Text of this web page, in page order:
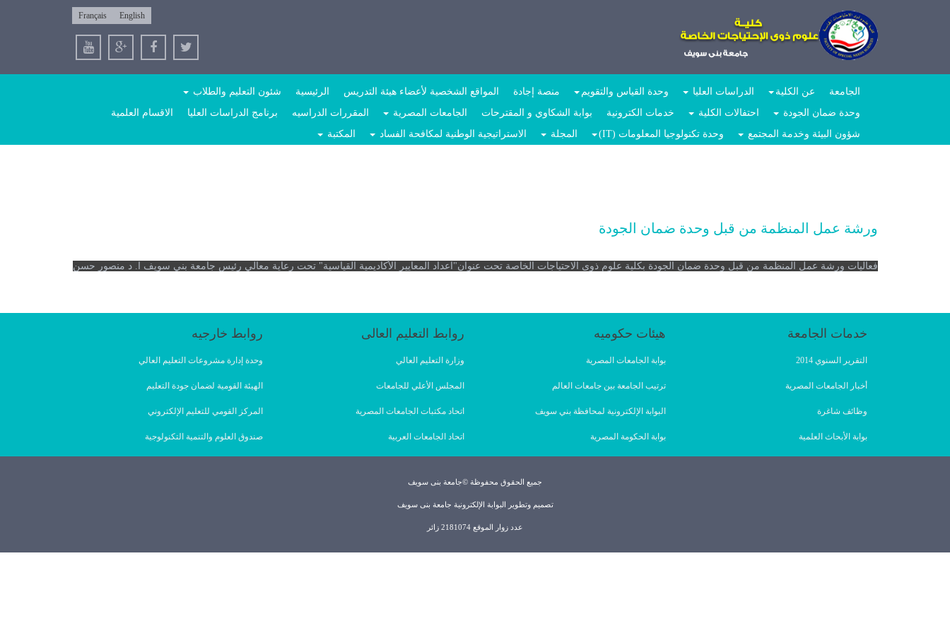
English
Français
الجامعة عن الكلية الدراسات العليا وحدة القياس والتقويم منصة إجادة المواقع الشخصية لأعضاء هيئة التدريس الرئيسية
شئون التعليم والطلاب
وحدة ضمان الجودة
احتفالات الكلية خدمات الكترونية بوابة الشكاوي و المقترحات الجامعات المصرية المقررات الدراسيه برنامج الدراسات العليا
الاقسام العلمية
شؤون البيئة وخدمة المجتمع
وحدة تكنولوجيا المعلومات (IT) المجلة الاستراتيجية الوطنية لمكافحة الفساد المكتبة
ورشة عمل المنظمة من قبل وحدة ضمان الجودة
فعاليات ورشة عمل المنظمة من قبل وحدة ضمان الجودة بكلية علوم ذوى الاحتياجات الخاصة تحت عنوان"اعداد المعايير الأكاديمية القياسية" تحت رعاية معالي رئيس جامعة بني سويف ا. د منصور حسن
خدمات الجامعة
التقرير السنوي 2014
أخبار الجامعات المصرية
وظائف شاغرة
بوابة الأبحاث العلمية
هيئات حكوميه
بوابة الجامعات المصرية
ترتيب الجامعة بين جامعات العالم
البوابة الإلكترونية لمحافظة بني سويف
بوابة الحكومة المصرية
روابط التعليم العالى
وزارة التعليم العالي
المجلس الأعلي للجامعات
اتحاد مكتبات الجامعات المصرية
اتحاد الجامعات العربية
روابط خارجيه
وحدة إدارة مشروعات التعليم العالي
الهيئة القومية لضمان جودة التعليم
المركز القومي للتعليم الإلكتروني
صندوق العلوم والتنمية التكنولوجية
جميع الحقوق محفوظة ©جامعة بنى سويف
تصميم وتطوير البوابة الإلكترونية جامعة بنى سويف
عدد زوار الموقع 2181074 زائر